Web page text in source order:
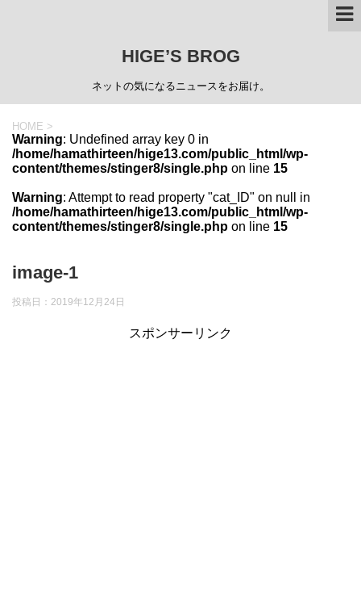
HIGE’S BROG
ネットの気になるニュースをお届け。
HOME >
Warning: Undefined array key 0 in
/home/hamathirteen/hige13.com/public_html/wp-
content/themes/stinger8/single.php on line 15
Warning: Attempt to read property "cat_ID" on null in
/home/hamathirteen/hige13.com/public_html/wp-
content/themes/stinger8/single.php on line 15
image-1
投稿日： 2019年12月24日
スポンサーリンク